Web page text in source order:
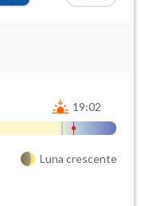
19:02
Luna crescente